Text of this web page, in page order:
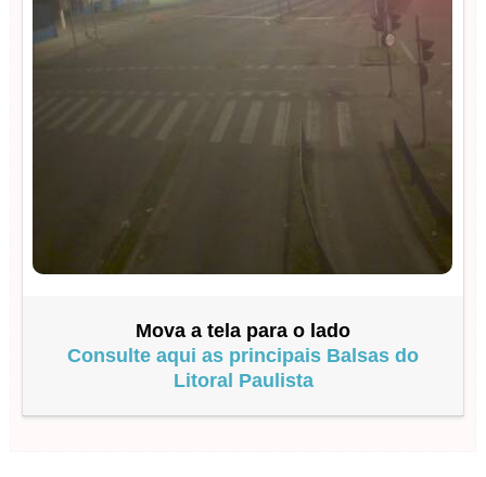
Mova a tela para o lado
Consulte aqui as principais Balsas do
Litoral Paulista